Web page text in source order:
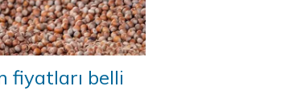
fiyatları belli